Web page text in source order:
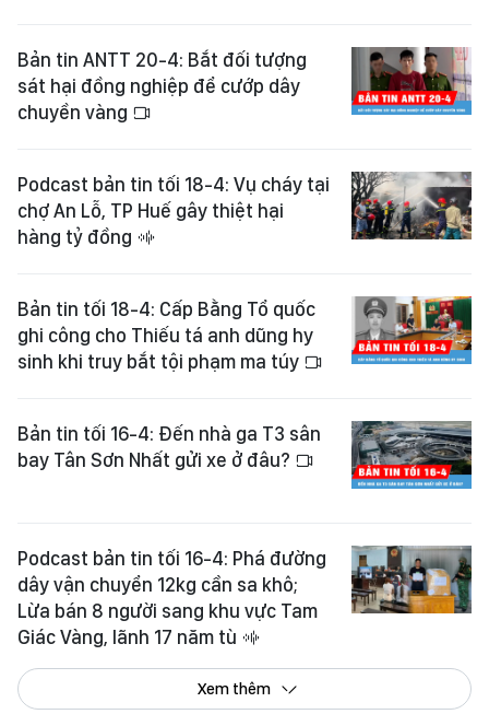
Bản tin ANTT 20-4: Bắt đối tượng
sát hại đồng nghiệp để cướp dây
chuyền vàng
Podcast bản tin tối 18-4: Vụ cháy tại
chợ An Lỗ, TP Huế gây thiệt hại
hàng tỷ đồng
Bản tin tối 18-4: Cấp Bằng Tổ quốc
ghi công cho Thiếu tá anh dũng hy
sinh khi truy bắt tội phạm ma túy
Bản tin tối 16-4: Đến nhà ga T3 sân
bay Tân Sơn Nhất gửi xe ở đâu?
Podcast bản tin tối 16-4: Phá đường
dây vận chuyển 12kg cần sa khô;
Lừa bán 8 người sang khu vực Tam
Giác Vàng, lãnh 17 năm tù
Xem thêm